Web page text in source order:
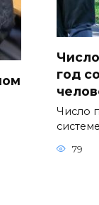
год
Число
79